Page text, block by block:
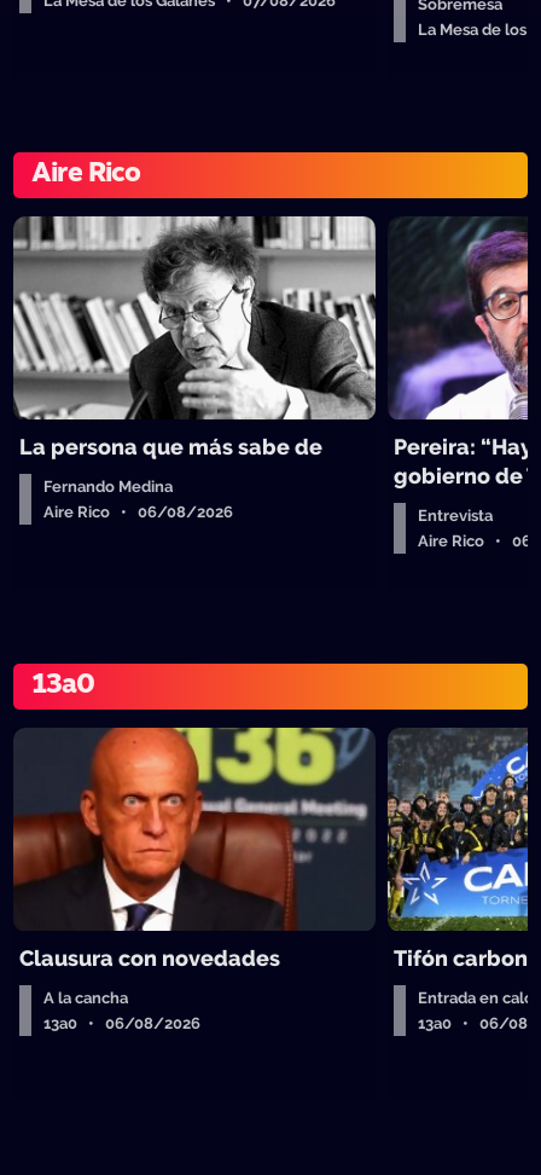
Sobremesa
La Mesa de
Aire Rico
La persona que más sabe de
Fernando Medina
Aire Rico • 06/08/2026
Pereira:
gobierno de
Entrevista
Aire Rico •
13a0
Clausura con novedades
A la cancha
13a0 • 06/08/2026
Tifón
Entrada en calor
13a0 • 06/08/